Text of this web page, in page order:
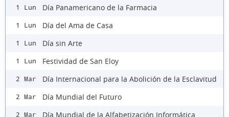
1 Lun Día Panamericano de la Farmacia
1 Lun Día del Ama de Casa
1 Lun Día sin Arte
1 Lun Festividad de San Eloy
2 Mar Día Internacional para la Abolición de la Esclavitud
2 Mar Día Mundial del Futuro
2 Mar Día Mundial de la Alfabetización Informática